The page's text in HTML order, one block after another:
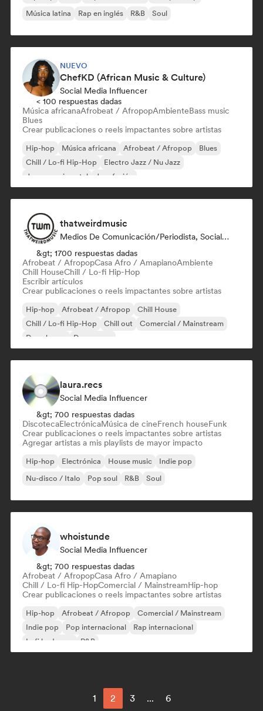
Música latina
Rap en inglés R&B Soul
NUEVO
ChefKD (African Music & Culture)
Social Media Influencer
< 100 respuestas dadas
Música africanaAfrobeat / AfropopAmbienteBass music
Blues
Crear publicaciones o reels impactantes sobre artistas
Hip-hop Música africana Afrobeat / Afropop
Blues
Chill / Lo-fi Hip-Hop
Electro Jazz / Nu Jazz
Jazz experimental
Jazz fusión
thatweirdmusic
Medios De Comunicación/Periodista, Social Media Influencer
&gt; 1700 respuestas dadas
Afrobeat / AfropopCasa Afro / AmapianoAmbiente
Chill HouseChill / Lo-fi Hip-Hop
Escribir artículos
Crear publicaciones o reels impactantes sobre artistas
Hip-hop Afrobeat / Afropop
Chill House
Chill / Lo-fi Hip-Hop
Chill out
Comercial / Mainstream
Deep house
Dream pop
laura.recs
Social Media Influencer
&gt; 700 respuestas dadas
DiscotecaElectrónicaMúsica de cineFrench houseFunk
Crear publicaciones o reels impactantes sobre artistas
Agregar artistas a mis playlists de mayor impacto
Hip-hop Electrónica House music
Indie pop
Nu-disco / Italo
Pop soul R&B Soul
whoistunde
Social Media Influencer
&gt; 700 respuestas dadas
Afrobeat / AfropopCasa Afro / Amapiano
Chill / Lo-fi Hip-HopComercial / MainstreamHip-hop
Crear publicaciones o reels impactantes sobre artistas
Hip-hop Afrobeat / Afropop
Comercial / Mainstream
Indie pop
Pop internacional
Rap internacional
Lofi bedroom
R&B
1 2 3 ... 6